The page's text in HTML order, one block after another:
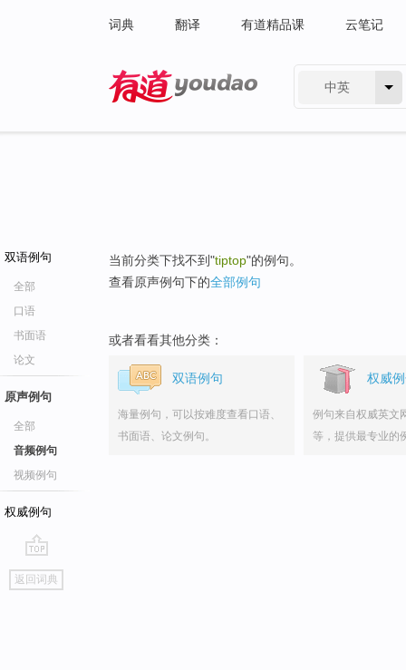
词典 翻译 有道精品课 云笔记
中英
双语例句
全部
口语
书面语
论文
原声例句
全部
音频例句
视频例句
权威例句
go
top
返回词典
当前分类下找不到"tiptop"的例句。
查看原声例句下的全部例句
或者看看其他分类：
双语例句
海量例句，可以按难度查看口语、
书面语、论文例句。
权威
例句来自权威英文
等，提供最专业的